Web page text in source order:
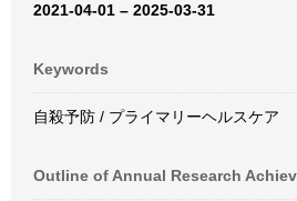
2021-04-01 – 2025-03-31
Keywords
自殺予防 / プライマリーヘルスケア
Outline of Annual Research